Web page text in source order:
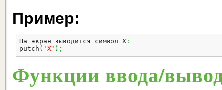
Пример:
На экран выводится символ X :
putch ( 'X' ) ;
Функции ввода/